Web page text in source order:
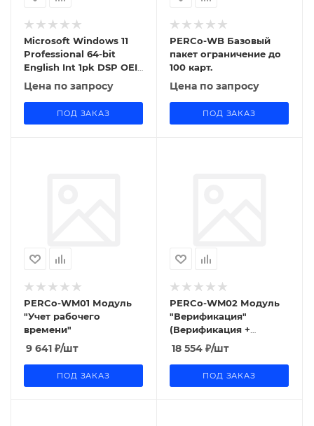
Microsoft Windows 11
Professional 64-bit
English Int 1pk DSP OEI
DVD лицензия с COA и
носителем
информации (FQC-
Цена по запросу
ПОД ЗАКАЗ
PERCo-WB Базовый
пакет ограничение до
100 карт.
Цена по запросу
ПОД ЗАКАЗ
PERCo-WM01 Модуль
"Учет рабочего
времени"
9 641 ₽/шт
ПОД ЗАКАЗ
PERCo-WM02 Модуль
"Верификация"
(Верификация +
журнал верификации)
18 554 ₽/шт
ПОД ЗАКАЗ